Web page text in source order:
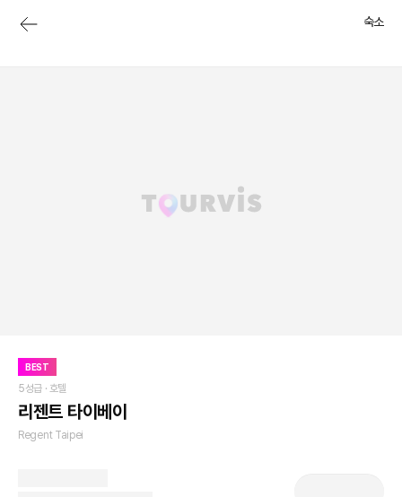
숙소
BEST
5성급 · 호텔
리젠트 타이베이
Regent Taipei